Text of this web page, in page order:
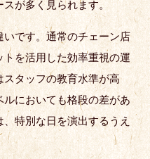
が多く見られます。
です。通常のチェーン店
を活用した効率重視の運
タッフの教育水準が高
ルにおいても格段の差があ
、特別な日を演出するうえ